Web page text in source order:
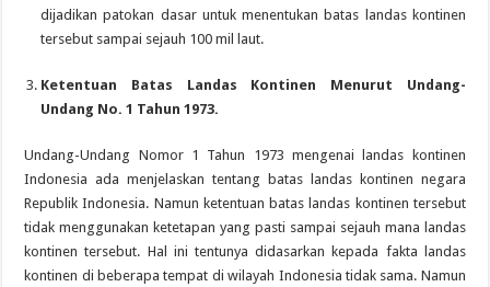
dijadikan patokan dasar untuk menentukan batas landas kontinen
tersebut sampai sejauh 100 mil laut.
Ketentuan Batas Landas Kontinen Menurut Undang-
Undang No. 1 Tahun 1973.
Undang-Undang Nomor 1 Tahun 1973 mengenai landas kontinen
Indonesia ada menjelaskan tentang batas landas kontinen negara
Republik Indonesia. Namun ketentuan batas landas kontinen tersebut
tidak menggunakan ketetapan yang pasti sampai sejauh mana landas
kontinen tersebut. Hal ini tentunya didasarkan kepada fakta landas
kontinen di beberapa tempat di wilayah Indonesia tidak sama. Namun